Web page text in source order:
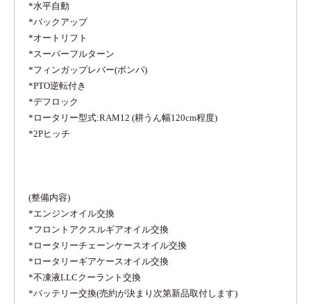
*水平自動
*バックアップ
*オートリフト
*スーパーフルターン
*フィンガップレバー(ポンパ)
*PTO逆転付き
*デフロック
*ロータリー型式:RAM12 (耕うん幅120cm程度)
*2Pヒッチ
(整備内容)
*エンジンオイル交換
*フロントアクスルギアオイル交換
*ロータリーチェーンケースオイル交換
*ロータリーギアケースオイル交換
*不凍液LLCクーラント交換
*バッテリー交換(売約が決まり次第新品取付します)